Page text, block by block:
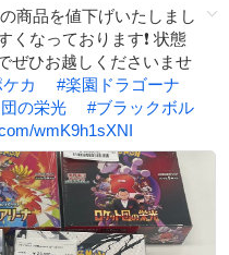
商品を値下げいたしまし
くなっております❗️ 状態
ぜひお越しくださいませ
カ #楽園ドラゴーナ
の栄光 #ブラックボル
wmK9h1sXNI